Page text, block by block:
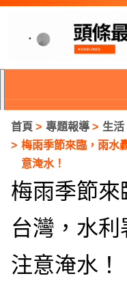
首頁 專題報導
生活
梅雨季節來臨，雨水
意淹水！
梅雨季節
台灣，水
注意淹水！